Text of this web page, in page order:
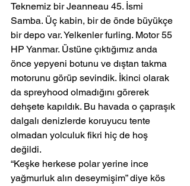
Teknemiz bir Jeanneau 45. İsmi
Samba. Üç kabin, bir de önde büyükçe
bir depo var. Yelkenler furling. Motor 55
HP Yanmar. Üstüne çıktığımız anda
önce yepyeni botunu ve dıştan takma
motorunu görüp sevindik. İkinci olarak
da spreyhood olmadığını görerek
dehşete kapıldık. Bu havada o çapraşık
dalgalı denizlerde koruyucu tente
olmadan yolculuk fikri hiç de hoş
değildi.
“Keşke herkese polar yerine ince
yağmurluk alın deseymişim” diye kös